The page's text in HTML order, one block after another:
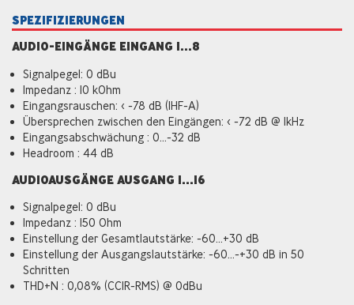
SPEZIFIZIERUNGEN
AUDIO-EINGÄNGE EINGANG 1...8
Signalpegel: 0 dBu
Impedanz : 10 kOhm
Eingangsrauschen: < -78 dB (IHF-A)
Übersprechen zwischen den Eingängen: < -72 dB @ 1kHz
Eingangsabschwächung : 0...-32 dB
Headroom : 44 dB
AUDIOAUSGÄNGE AUSGANG 1...16
Signalpegel: 0 dBu
Impedanz : 150 Ohm
Einstellung der Gesamtlautstärke: -60...+30 dB
Einstellung der Ausgangslautstärke: -60...-+30 dB in 50
Schritten
THD+N : 0,08% (CCIR-RMS) @ 0dBu